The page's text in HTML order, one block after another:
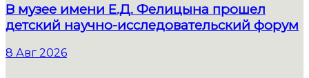
В музее имени Е.Д. Фелицына прошел
детский научно-исследовательский форум
8 Авг 2026